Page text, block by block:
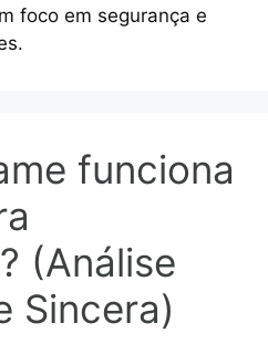
foco em segurança e
funciona
(Análise
Sincera)